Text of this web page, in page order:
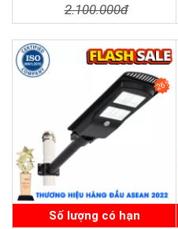
SẢN PHẨM DỊCH VỤ
2.100.000đ
26%
Số lượng có hạn